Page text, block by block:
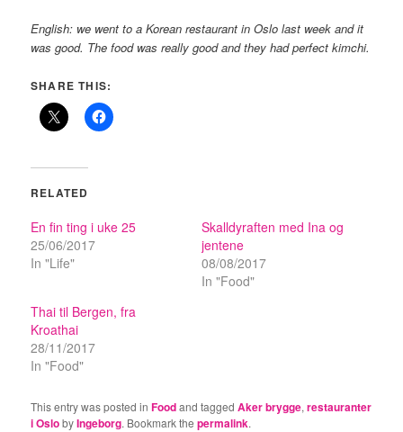
English: we went to a Korean restaurant in Oslo last week and it
was good. The food was really good and they had perfect kimchi.
SHARE THIS:
RELATED
En fin ting i uke 25
25/06/2017
In "Life"
Skalldyraften med Ina og
jentene
08/08/2017
In "Food"
Thai til Bergen, fra
Kroathai
28/11/2017
In "Food"
This entry was posted inFoodand taggedAker brygge,restauranter
i OslobyIngeborg. Bookmark thepermalink.